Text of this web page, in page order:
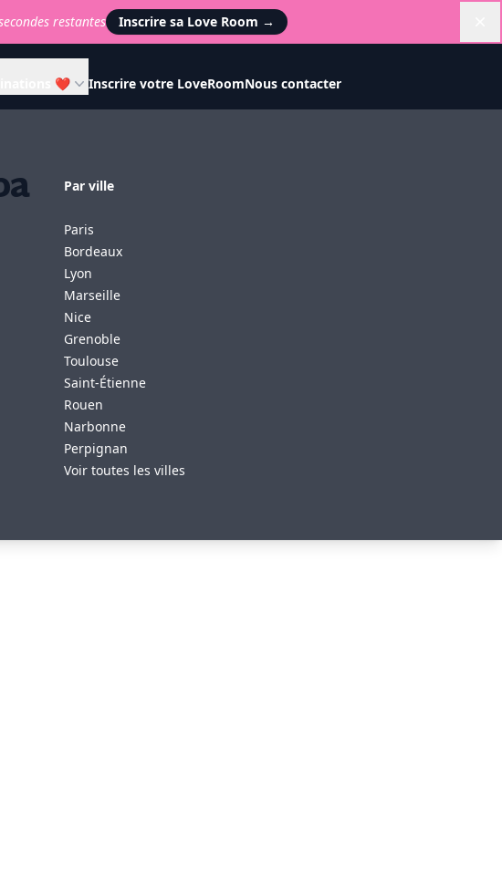
restantes Inscrire sa Love Room →
❤
Par ville
Paris
Bordeaux
Lyon
Marseille
Nice
Grenoble
Toulouse
Saint-Étienne
Rouen
Narbonne
Perpignan
Voir toutes les villes
Inscrire votre LoveRoomNous contacter